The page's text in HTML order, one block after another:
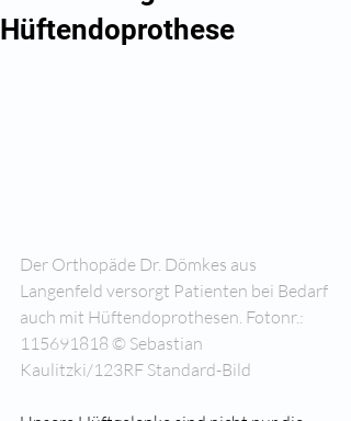
Hüftendoprothese
Der Orthopäde Dr. Dömkes aus
Langenfeld versorgt Patienten bei Bedarf
auch mit Hüftendoprothesen. Fotonr.:
115691818 © Sebastian
Kaulitzki/123RF Standard-Bild